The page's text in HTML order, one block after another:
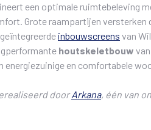
een optimale ruimtebeleving
Grote raampartijen versterken
inbouwscreens van
houtskeletbouw
en comfortabele
doorArkana, één van